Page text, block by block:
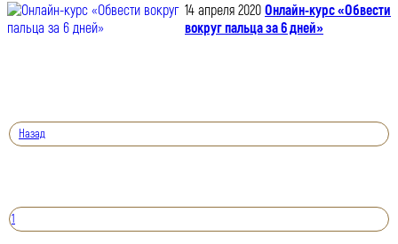
14 апреля 2020 Онлайн-курс «Обвести
вокруг пальца за 6 дней»
Назад
1